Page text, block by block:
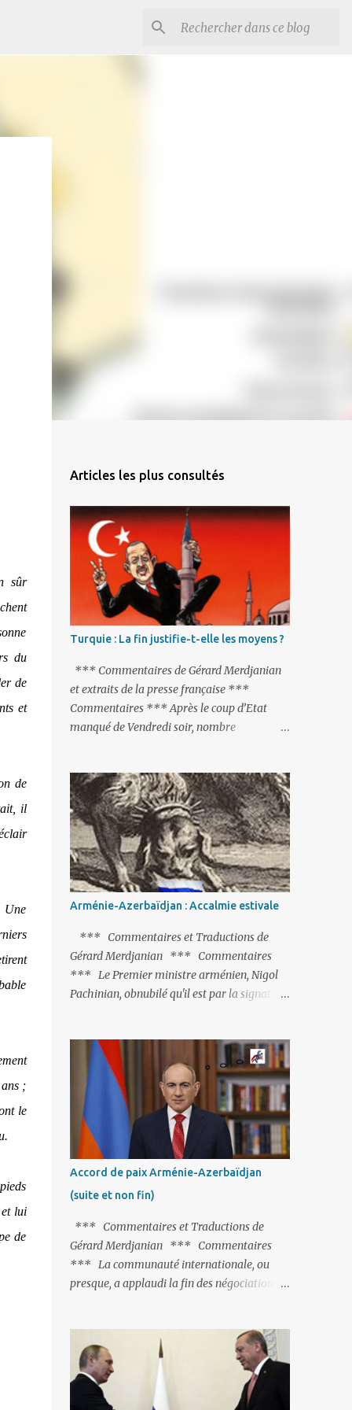
sûr
du
de
et
de
il
Une
;
le
et lui
de
Articles les plus consultés
Turquie : La fin justifie-t-elle les moyens ?
*** Commentaires de Gérard Merdjanian
et extraits de la presse française ***
Commentaires *** Après le coup d’Etat
manqué de Vendredi soir, nombre
monde condamne le coup d’Etat mené par
une partie de l’armée et trouve normal que
les putschistes soient jugés. Mais là où le bât
blesse, c’est sur les actions menées par le
président Erdoğan, et pour certains sur la
réalisation du putsch lui-même.
Arménie-Azerbaïdjan : Accalmie estivale
*** Commentaires et Traductions de
Gérard Merdjanian *** Commentaires
*** Le Premier ministre arménien, Nigol
Pachinian, obnubilé qu'il est par la signature
fort avisé de lire les fables de Jean de La
Fontaine et plus particulièrement, « Le
Chien qui lâche sa proie pour l'ombre ».
C'est hélas fort peu probable ; l'Histoire ou la
Littérature ne sont pas ses points forts, pas
plus d'ailleurs que les négociations avec le
tandem turco-azéri. Faisant fi de tout ce qui
précède la chute de l'URSS, il est
exclusivement intéressé par ce qu'il nomme
« l'Arménie réelle ». Même les trois
présidents qu'ils l'ont précédés ne trouvent
pas grâce à ses yeux, les traitant de tous les
noms, avant de les traîner en justice. Et
arménienne, les...
Accord de paix Arménie-Azerbaïdjan
(suite et non fin)
*** Commentaires et Traductions de
Gérard Merdjanian *** Commentaires
*** La communauté internationale, ou
presque, a applaudi la fin des négociations
plus qu’à le finaliser. Oui, mais… Rappelons
que le projet d'accord de paix comprend 17
articles, dont 15 avaient déjà fait l'objet d'un
accord. Les deux points non résolus portaient